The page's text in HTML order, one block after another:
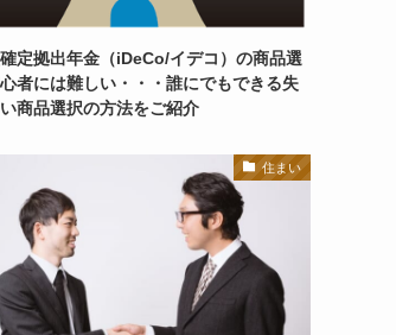
定拠出年金（iDeCo/イデコ）の商品選
者には難しい・・・誰にでもできる失
商品選択の方法をご紹介
住まい